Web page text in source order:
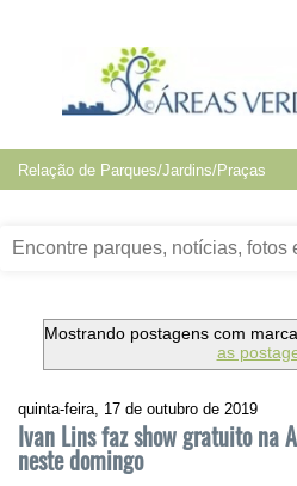
Mostrando postagens com
as
quinta-feira, 17 de outubro de 2019
Ivan Lins faz show gratuito na
neste domingo